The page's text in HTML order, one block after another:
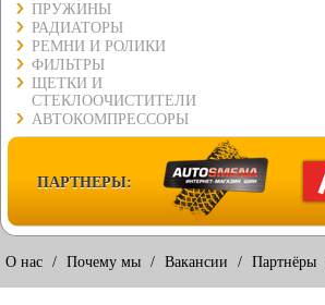
ПРУЖИНЫ
РАДИАТОРЫ
РЕМНИ И РОЛИКИ
ФИЛЬТРЫ
ЩЕТКИ И
СТЕКЛООЧИСТИТЕЛИ
АВТОКОМПРЕССОРЫ
ПАРТНЕРЫ:
О нас / Почему мы / Вакансии / Партнёры